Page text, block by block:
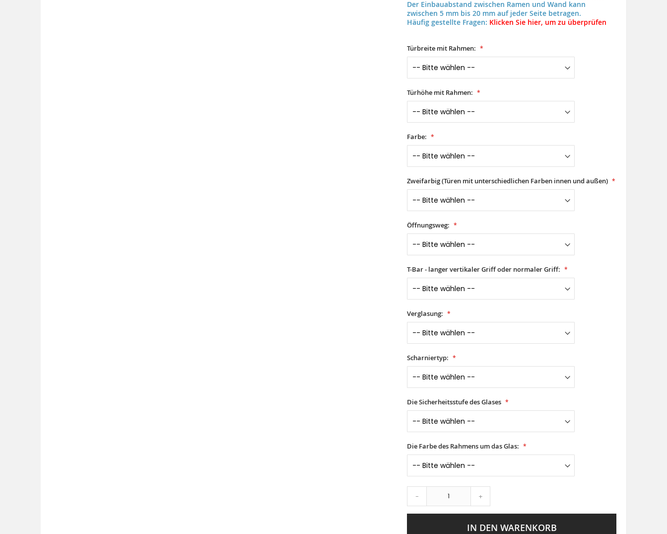
Der Einbauabstand zwischen Ramen und Wand kann
zwischen 5 mm bis 20 mm auf jeder Seite betragen.
Häufig gestellte Fragen: Klicken Sie hier, um zu überprüfen
Türbreite mit Rahmen:
Türhöhe mit Rahmen:
Farbe:
Zweifarbig (Türen mit unterschiedlichen Farben innen und außen)
Öffnungsweg:
T-Bar - langer vertikaler Griff oder normaler Griff:
Verglasung:
Scharniertyp:
Die Sicherheitsstufe des Glases
Die Farbe des Rahmens um das Glas:
- +
IN DEN WARENKORB